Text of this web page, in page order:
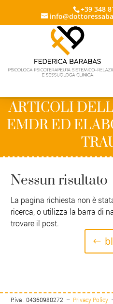
+39 348
ARTICOLI
EMDR ED
Nessun risultato
La pagina richiesta non è
ricerca, o utilizza la barra di
trovare il post.
P.iva . 04360980272 – Privacy Policy